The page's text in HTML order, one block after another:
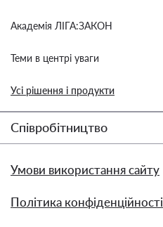
Академія ЛІГА:ЗАКОН
Теми в центрі уваги
Усі рішення і продукти
Співробітництво
Умови використання сайту
Політика конфіденційності